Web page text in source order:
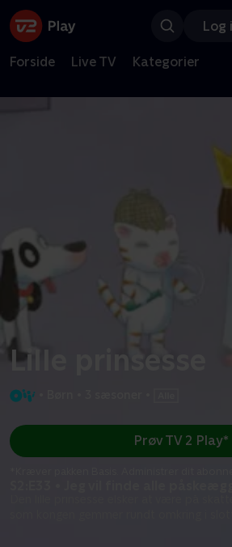
Log
Forside Live TV Kategorier
Lille prinsesse
Prøv TV 2 Play*